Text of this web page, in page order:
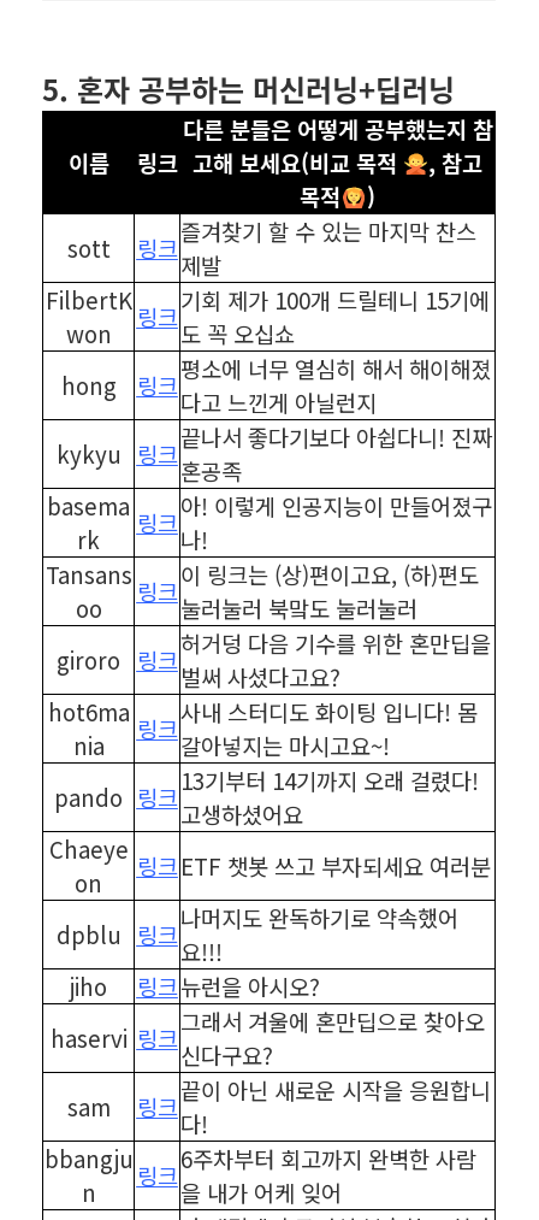
5. 혼자 공부하는 머신러닝+딥러닝
이름 링크
다른 분들은 어떻게 공부했는지 참
고해 보세요(비교 목적
, 참고
목적
)
sott 링크
즐겨찾기 할 수 있는 마지막 찬스
제발
FilbertK
won
링크
기회 제가 100개 드릴테니 15기에
도 꼭 오십쇼
hong
링크
평소에 너무 열심히 해서 해이해졌
다고 느낀게 아닐런지
kykyu
링크
끝나서 좋다기보다 아쉽다니! 진짜
혼공족
basema
rk
링크
아! 이렇게 인공지능이 만들어졌구
나!
Tansans
oo
링크
이 링크는 (상)편이고요, (하)편도
눌러눌러 북맠도 눌러눌러
giroro
링크
허거덩 다음 기수를 위한 혼만딥을
벌써 사셨다고요?
hot6ma
nia
링크
사내 스터디도 화이팅 입니다! 몸
갈아넣지는 마시고요~!
pando 링크
13기부터 14기까지 오래 걸렸다!
고생하셨어요
Chaeye
on
링크ETF 챗봇 쓰고 부자되세요 여러분
dpblu 링크
나머지도 완독하기로 약속했어
요!!!
jiho
링크뉴런을 아시오?
haservi 링크
그래서 겨울에 혼만딥으로 찾아오
신다구요?
sam
링크
끝이 아닌 새로운 시작을 응원합니
다!
bbangju
n
링크
6주차부터 회고까지 완벽한 사람
을 내가 어케 잊어